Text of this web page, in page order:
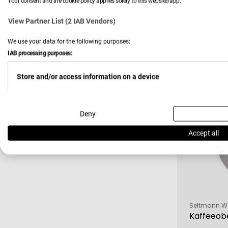
View Partner List (2 IAB Vendors)
We use your data for the following purposes:
IAB processing purposes:
Store and/or access information on a device
Use limited data to select advertising
Deny
Accept all
25,90 €
Verkäufer:
Seltmann